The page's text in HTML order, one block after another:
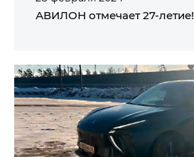
АВИЛОН отмечает 27-летие!